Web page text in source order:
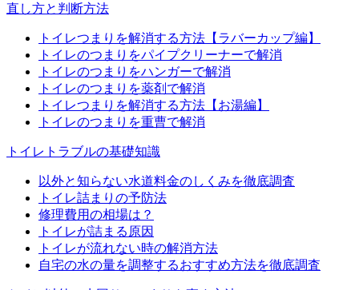
直し方と判断方法
トイレつまりを解消する方法【ラバーカップ編】
トイレのつまりをパイプクリーナーで解消
トイレのつまりをハンガーで解消
トイレのつまりを薬剤で解消
トイレつまりを解消する方法【お湯編】
トイレのつまりを重曹で解消
トイレトラブルの基礎知識
以外と知らない水道料金のしくみを徹底調査
トイレ詰まりの予防法
修理費用の相場は？
トイレが詰まる原因
トイレが流れない時の解消方法
自宅の水の量を調整するおすすめ方法を徹底調査